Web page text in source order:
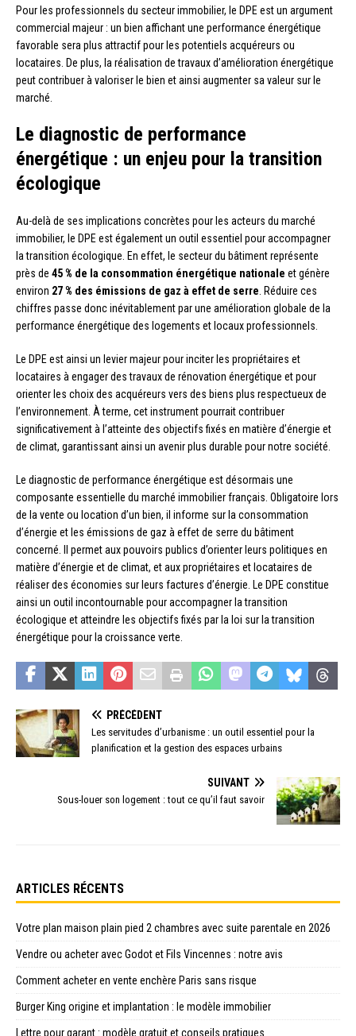
Pour les professionnels du secteur immobilier, le DPE est un argument
commercial majeur : un bien affichant une performance énergétique
favorable sera plus attractif pour les potentiels acquéreurs ou
locataires. De plus, la réalisation de travaux d’amélioration énergétique
peut contribuer à valoriser le bien et ainsi augmenter sa valeur sur le
marché.
Le diagnostic de performance
énergétique : un enjeu pour la transition
écologique
Au-delà de ses implications concrètes pour les acteurs du marché
immobilier, le DPE est également un outil essentiel pour accompagner
la transition écologique. En effet, le secteur du bâtiment représente
près de 45 % de la consommation énergétique nationale et génère
environ 27 % des émissions de gaz à effet de serre . Réduire ces
chiffres passe donc inévitablement par une amélioration globale de la
performance énergétique des logements et locaux professionnels.
Le DPE est ainsi un levier majeur pour inciter les propriétaires et
locataires à engager des travaux de rénovation énergétique et pour
orienter les choix des acquéreurs vers des biens plus respectueux de
l’environnement. À terme, cet instrument pourrait contribuer
significativement à l’atteinte des objectifs fixés en matière d’énergie et
de climat, garantissant ainsi un avenir plus durable pour notre société.
Le diagnostic de performance énergétique est désormais une
composante essentielle du marché immobilier français. Obligatoire lors
de la vente ou location d’un bien, il informe sur la consommation
d’énergie et les émissions de gaz à effet de serre du bâtiment
concerné. Il permet aux pouvoirs publics d’orienter leurs politiques en
matière d’énergie et de climat, et aux propriétaires et locataires de
réaliser des économies sur leurs factures d’énergie. Le DPE constitue
ainsi un outil incontournable pour accompagner la transition
écologique et atteindre les objectifs fixés par la loi sur la transition
énergétique pour la croissance verte.
PRÉCÉDENT
Les servitudes d’urbanisme : un outil essentiel pour la
planification et la gestion des espaces urbains
SUIVANT
Sous-louer son logement : tout ce qu’il faut savoir
ARTICLES RÉCENTS
Votre plan maison plain pied 2 chambres avec suite parentale en 2026
Vendre ou acheter avec Godot et Fils Vincennes : notre avis
Comment acheter en vente enchère Paris sans risque
Burger King origine et implantation : le modèle immobilier
Lettre pour garant : modèle gratuit et conseils pratiques